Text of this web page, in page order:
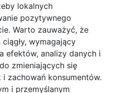
lokalnych
pozytywnego
Warto zauważyć, że
wymagający
efektów, analizy danych i
zmieniających się
zachowań konsumentów.
i przemyślanym